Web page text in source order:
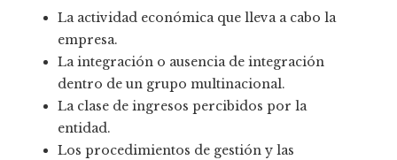
La actividad económica que lleva a cabo la
empresa.
La integración o ausencia de integración
dentro de un grupo multinacional.
La clase de ingresos percibidos por la
entidad.
Los procedimientos de gestión y las